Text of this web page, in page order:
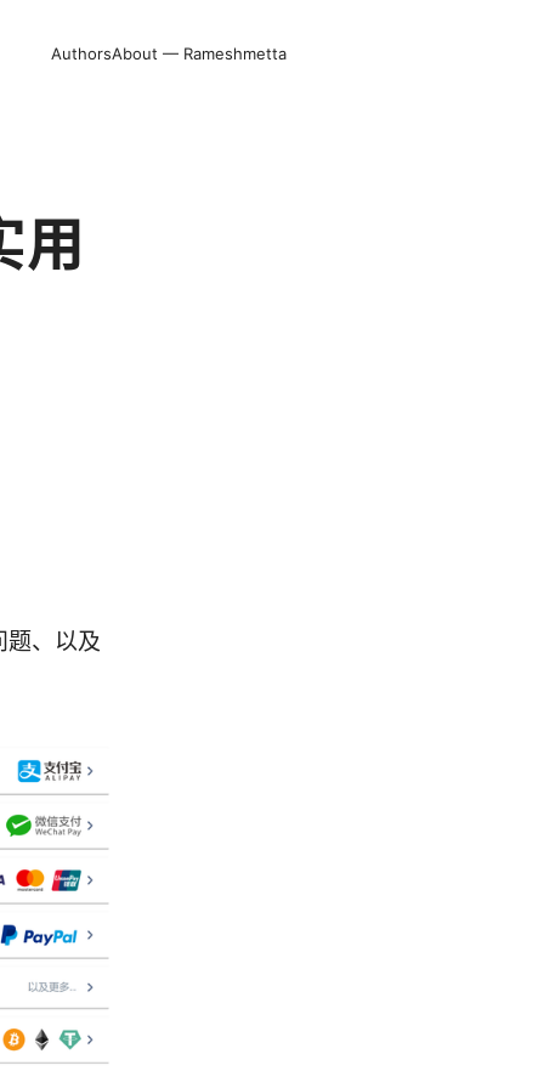
AuthorsAbout — Rameshmetta
用
题、以及